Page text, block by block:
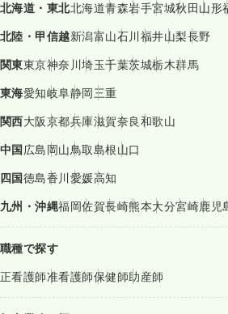
北海道・東北北海道青森岩手宮城秋田山形
北陸・甲信越新潟富山石川福井山梨長野
関東東京神奈川埼玉千葉茨城栃木群馬
東海愛知岐阜静岡三重
関西大阪京都兵庫滋賀奈良和歌山
中国広島岡山鳥取島根山口
四国徳島香川愛媛高知
九州・沖縄福岡佐賀長崎熊本大分宮崎鹿児
職種で探す
正看護師准看護師保健師助産師